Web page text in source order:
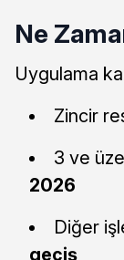
Ne
Uygulama
Zincir
3 ve
2026
Diğer
geçiş